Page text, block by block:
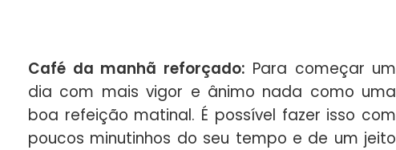
Café da manhã reforçado: Para começar um
dia com mais vigor e ânimo nada como uma
boa refeição matinal. É possível fazer isso com
poucos minutinhos do seu tempo e de um jeito